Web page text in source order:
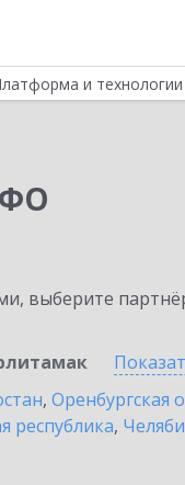
и технологии
выберите
, Оренбургская
республика,